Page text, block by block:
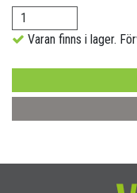
Varan finns i lager.